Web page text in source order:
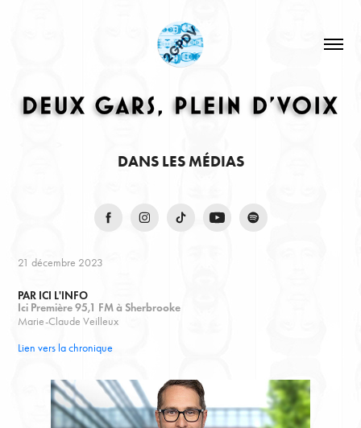
DANS LES MÉDIAS
21 décembre 2023
PAR ICI L'INFO
Ici Première 95,1 FM à Sherbrooke
Marie-Claude Veilleux
Lien vers la chronique